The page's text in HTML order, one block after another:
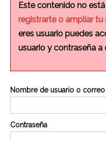
Este contenido no
registrarte o ampliar tu
eres usuario puedes
usuario y contraseña a
Nombre de usuario o
Contraseña